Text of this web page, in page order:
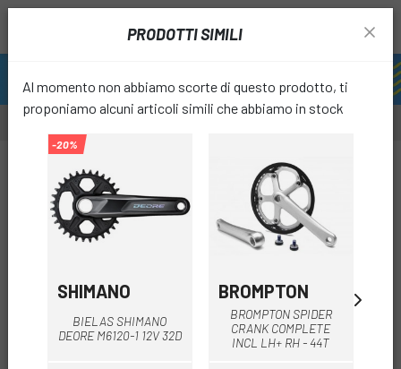
PRODOTTI SIMILI
Al momento non abbiamo scorte di questo prodotto, ti
proponiamo alcuni articoli simili che abbiamo in stock
-20%
SHIMANO
BIELAS SHIMANO
DEORE M6120-1 12V 32D
BROMPTON
BROMPTON SPIDER
CRANK COMPLETE
INCL LH+ RH - 44T